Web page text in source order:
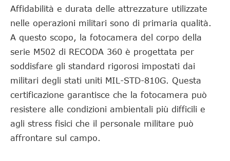
Affidabilità e durata delle attrezzature utilizzate
nelle operazioni militari sono di primaria qualità.
A questo scopo, la fotocamera del corpo della
serie M502 di RECODA 360 è progettata per
soddisfare gli standard rigorosi impostati dai
militari degli stati uniti MIL-STD-810G. Questa
certificazione garantisce che la fotocamera può
resistere alle condizioni ambientali più difficili e
agli stress fisici che il personale militare può
affrontare sul campo.